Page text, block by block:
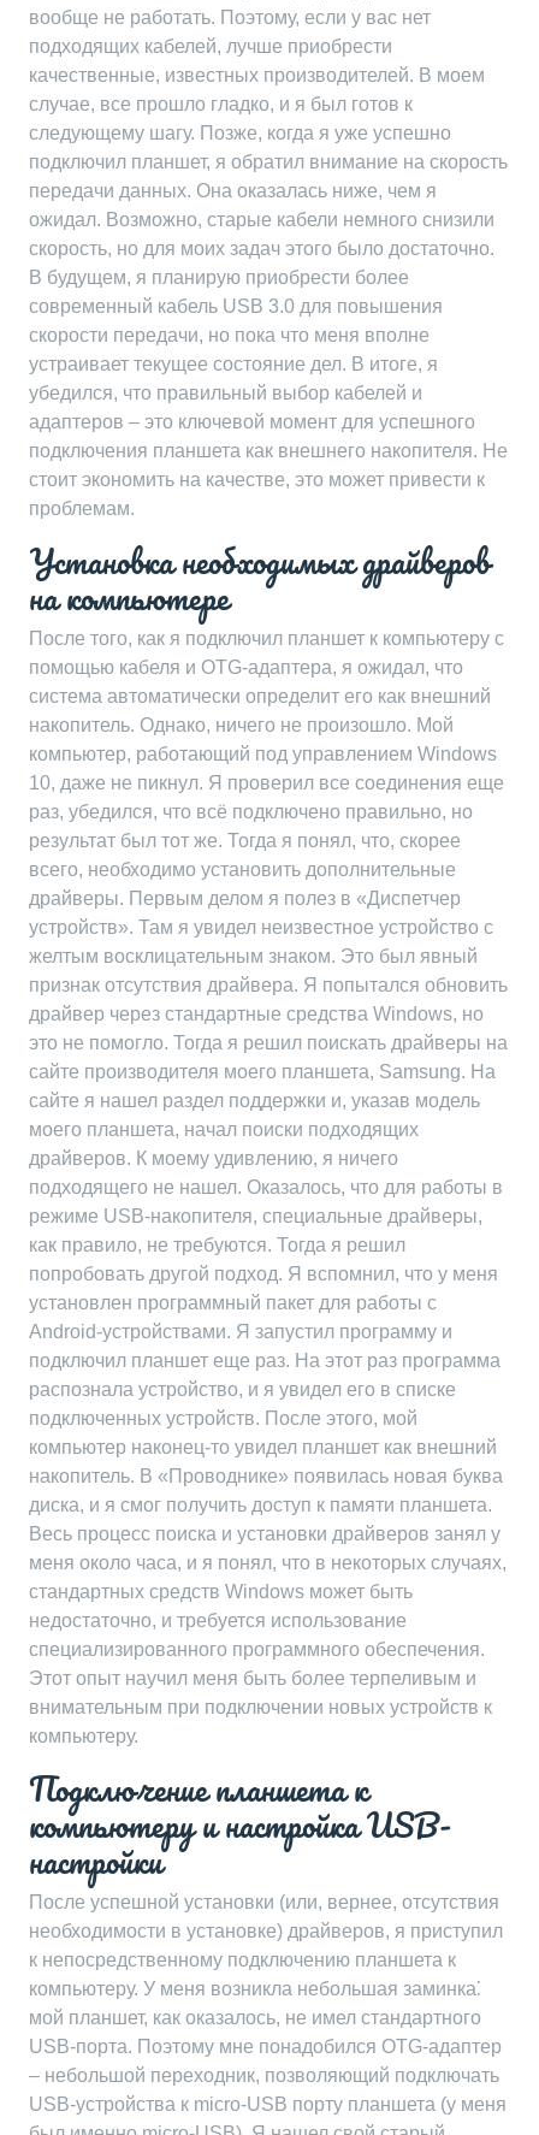
вообще не работать. Поэтому, если у вас нет
подходящих кабелей, лучше приобрести
качественные, известных производителей. В моем
случае, все прошло гладко, и я был готов к
следующему шагу. Позже, когда я уже успешно
подключил планшет, я обратил внимание на скорость
передачи данных. Она оказалась ниже, чем я
ожидал. Возможно, старые кабели немного снизили
скорость, но для моих задач этого было достаточно.
В будущем, я планирую приобрести более
современный кабель USB 3.0 для повышения
скорости передачи, но пока что меня вполне
устраивает текущее состояние дел. В итоге, я
убедился, что правильный выбор кабелей и
адаптеров – это ключевой момент для успешного
подключения планшета как внешнего накопителя. Не
стоит экономить на качестве, это может привести к
проблемам.
Установка необходимых драйверов
на компьютере
После того, как я подключил планшет к компьютеру с
помощью кабеля и OTG-адаптера, я ожидал, что
система автоматически определит его как внешний
накопитель. Однако, ничего не произошло. Мой
компьютер, работающий под управлением Windows
10, даже не пикнул. Я проверил все соединения еще
раз, убедился, что всё подключено правильно, но
результат был тот же. Тогда я понял, что, скорее
всего, необходимо установить дополнительные
драйверы. Первым делом я полез в «Диспетчер
устройств». Там я увидел неизвестное устройство с
желтым восклицательным знаком. Это был явный
признак отсутствия драйвера. Я попытался обновить
драйвер через стандартные средства Windows, но
это не помогло. Тогда я решил поискать драйверы на
сайте производителя моего планшета, Samsung. На
сайте я нашел раздел поддержки и, указав модель
моего планшета, начал поиски подходящих
драйверов. К моему удивлению, я ничего
подходящего не нашел. Оказалось, что для работы в
режиме USB-накопителя, специальные драйверы,
как правило, не требуются. Тогда я решил
попробовать другой подход. Я вспомнил, что у меня
установлен программный пакет для работы с
Android-устройствами. Я запустил программу и
подключил планшет еще раз. На этот раз программа
распознала устройство, и я увидел его в списке
подключенных устройств. После этого, мой
компьютер наконец-то увидел планшет как внешний
накопитель. В «Проводнике» появилась новая буква
диска, и я смог получить доступ к памяти планшета.
Весь процесс поиска и установки драйверов занял у
меня около часа, и я понял, что в некоторых случаях,
стандартных средств Windows может быть
недостаточно, и требуется использование
специализированного программного обеспечения.
Этот опыт научил меня быть более терпеливым и
внимательным при подключении новых устройств к
компьютеру.
Подключение планшета к
компьютеру и настройка USB-
настройки
После успешной установки (или, вернее, отсутствия
необходимости в установке) драйверов, я приступил
к непосредственному подключению планшета к
компьютеру. У меня возникла небольшая заминка⁚
мой планшет, как оказалось, не имел стандартного
USB-порта. Поэтому мне понадобился OTG-адаптер
– небольшой переходник, позволяющий подключать
USB-устройства к micro-USB порту планшета (у меня